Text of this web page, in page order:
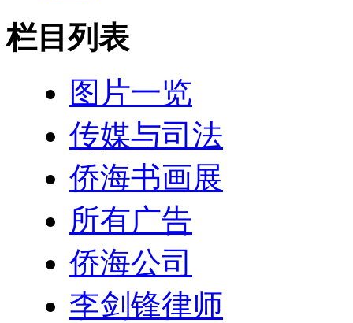
栏目列表
图片一览
传媒与司法
侨海书画展
所有广告
侨海公司
李剑锋律师